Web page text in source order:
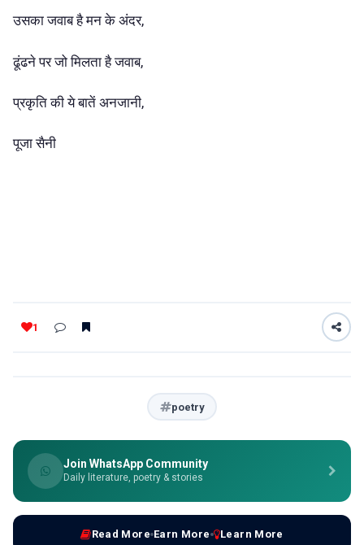
उसका जवाब है मन के अंदर,
ढूंढने पर जो मिलता है जवाब,
प्रकृति की ये बातें अनजानी,
पूजा सैनी
1
poetry
Join WhatsApp Community
Daily literature, poetry & stories
Read More Earn More Learn More